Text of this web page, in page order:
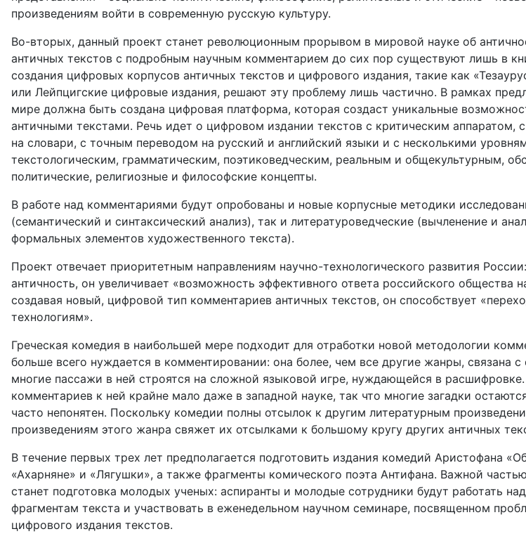
произведениям войти в современную русскую культуру.
Во-вторых, данный проект станет революционным прорывом в мировой науке об
античных текстов с подробным научным комментарием до сих пор существуют лишь в
создания цифровых корпусов античных текстов и цифрового издания, такие как
или Лейпцигские цифровые издания, решают эту проблему лишь частично. В рамках
мире должна быть создана цифровая платформа, которая создаст уникальные
античными текстами. Речь идет о цифровом издании текстов с критическим аппаратом,
на словари, с точным переводом на русский и английский языки и с несколькими
текстологическим, грамматическим, поэтиковедческим, реальным и общекультурным,
политические, религиозные и философские концепты.
В работе над комментариями будут опробованы и новые корпусные методики
(семантический и синтаксический анализ), так и литературоведческие (вычленение и
формальных элементов художественного текста).
Проект отвечает приоритетным направлениям научно-технологического развития
античность, он увеличивает «возможность эффективного ответа российского общества
создавая новый, цифровой тип комментариев античных текстов, он способствует
технологиям».
Греческая комедия в наибольшей мере подходит для отработки новой методологии
больше всего нуждается в комментировании: она более, чем все другие жанры, связана
многие пассажи в ней строятся на сложной языковой игре, нуждающейся в
комментариев к ней крайне мало даже в западной науке, так что многие загадки
часто непонятен. Поскольку комедии полны отсылок к другим литературным
произведениям этого жанра свяжет их отсылками к большому кругу других античных
В течение первых трех лет предполагается подготовить издания комедий Аристофана
«Ахарняне» и «Лягушки», а также фрагменты комического поэта Антифана. Важной
станет подготовка молодых ученых: аспиранты и молодые сотрудники будут работать
фрагментам текста и участвовать в еженедельном научном семинаре, посвященном
цифрового издания текстов.